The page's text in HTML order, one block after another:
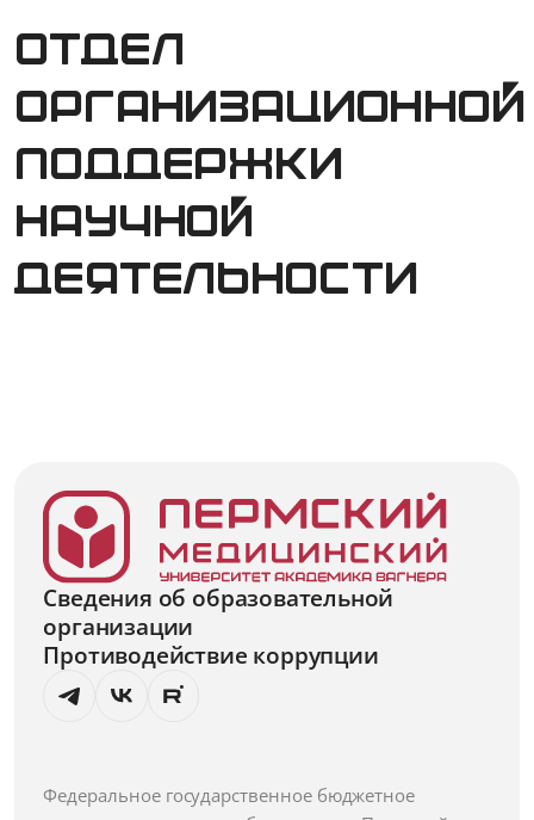
Отдел
организационной
поддержки
научной
деятельности
Сведения об образовательной
организации
Противодействие коррупции
Федеральное государственное бюджетное